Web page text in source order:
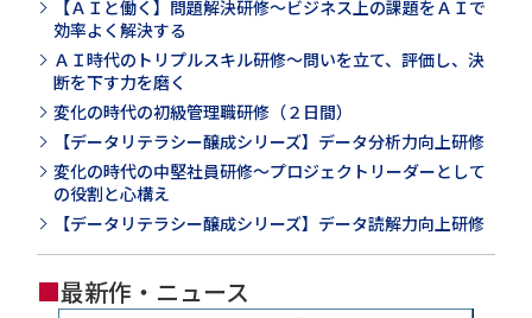
【ＡＩと働く】問題解決研修～ビジネス上の課題をＡＩで
効率よく解決する
ＡＩ時代のトリプルスキル研修～問いを立て、評価し、決
断を下す力を磨く
変化の時代の初級管理職研修（２日間）
【データリテラシー醸成シリーズ】データ分析力向上研修
変化の時代の中堅社員研修～プロジェクトリーダーとして
の役割と心構え
【データリテラシー醸成シリーズ】データ読解力向上研修
■最新作・ニュース